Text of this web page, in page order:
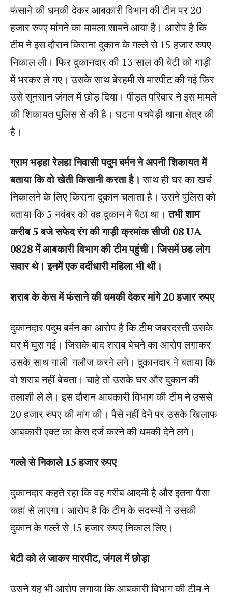
फंसाने की धमकी देकर आबकारी विभाग की टीम पर 20
हजार रुपए मांगने का मामला सामने आया है। आरोप है कि
टीम ने इस दौरान किराना दुकान के गल्ले से 15 हजार रुपए
निकाल ली। फिर दुकानदार की 13 साल की बेटी को गाड़ी
में भरकर ले गए। उसके साथ बेरहमी से मारपीट की गई फिर
उसे सूनसान जंगल में छोड़ दिया। पीड़त परिवार ने इस मामले
की शिकायत पुलिस से की है। घटना पचपेड़ी थाना क्षेत्र की
है।
ग्राम भड़हा रेलहा निवासी पदुम बर्मन ने अपनी शिकायत में
बताया कि वो खेती किसानी करता है। साथ ही घर का खर्च
निकालने के लिए किराना दुकान चलाता है। उसने पुलिस को
बताया कि 5 नवंबर को वह दुकान में बैठा था।तभी शाम
करीब 5 बजे सफेद रंग की गाड़ी क्रमांक सीजी 08 UA
0828 में आबकारी विभाग की टीम पहुंची। जिसमें छह लोग
सवार थे। इनमें एक वर्दीधारी महिला भी थी।
शराब के केस में फंसाने की धमकी देकर मांगे 20 हजार रुपए
दुकानदार पदुम बर्मन का आरोप है कि टीम जबरदस्ती उसके
घर में घुस गई। जिसके बाद शराब बेचने का आरोप लगाकर
उसके साथ गाली-गलौज करने लगे। दुकानदार ने बताया कि
वो शराब नहीं बेचता। चाहे तो उसके घर और दुकान की
तलाशी ले ले। इस दौरान आबकारी विभाग की टीम ने उससे
20 हजार रुपए की मांग की। पैसे नहीं देने पर उसके खिलाफ
आबकारी एक्ट का केस दर्ज करने की धमकी देने लगे।
गल्ले से निकाले 15 हजार रुपए
दुकानदार कहते रहा कि वह गरीब आदमी है और इतना पैसा
कहां से लाएगा। आरोप है कि टीम के सदस्यों ने उसकी
दुकान के गल्ले से 15 हजार रुपए निकाल लिए।
बेटी को ले जाकर मारपीट, जंगल में छोड़ा
उसने यह भी आरोप लगाया कि आबकारी विभाग की टीम ने